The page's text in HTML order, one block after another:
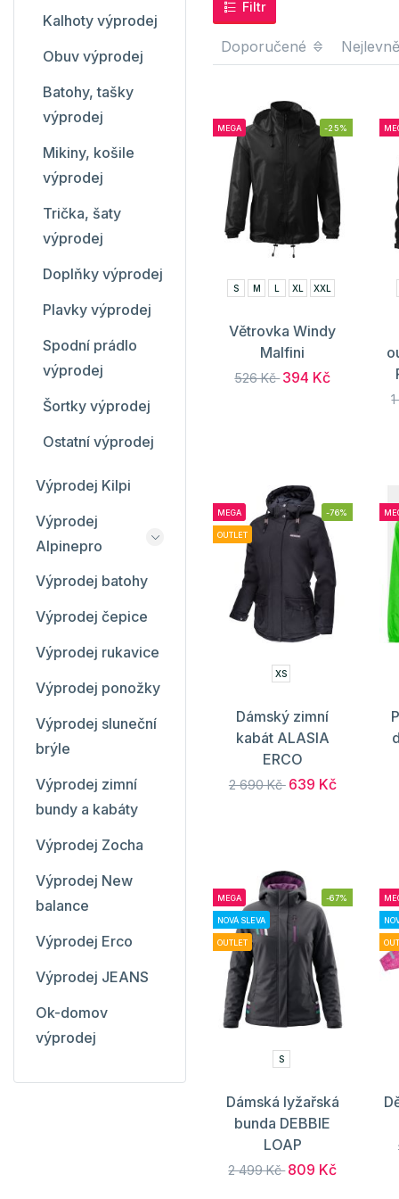
Filtr
Doporučené
MEGA -25%
S M XL XXL
Větrovka Windy
Malfini
526 Kč 394 Kč
MEGA
OUTLET
-76%
XS
Dámský zimní
kabát ALASIA
ERCO
2 690 Kč 639 Kč
MEGA
NOVÁ SLEVA
OUTLET
-67%
S
Dámská lyžařská
bunda DEBBIE
LOAP
2 499 Kč 809 Kč
Kalhoty výprodej
Obuv výprodej
Batohy, tašky
výprodej
Mikiny, košile
výprodej
Trička, šaty
výprodej
Doplňky výprodej
Plavky výprodej
Spodní prádlo
výprodej
Šortky výprodej
Ostatní výprodej
Výprodej Kilpi
Výprodej
Alpinepro
Výprodej batohy
Výprodej čepice
Výprodej rukavice
Výprodej ponožky
Výprodej sluneční
brýle
Výprodej zimní
bundy a kabáty
Výprodej Zocha
Výprodej New
balance
Výprodej Erco
Výprodej JEANS
Ok-domov
výprodej